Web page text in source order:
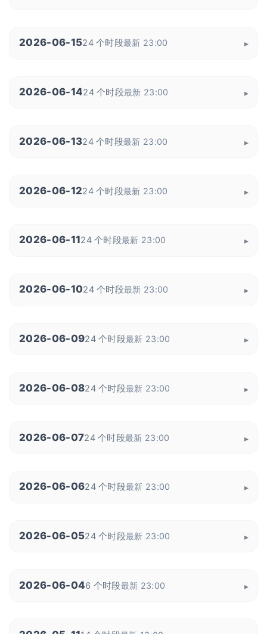
2026-06-1524 个时段最新 23:00
2026-06-1424 个时段最新 23:00
2026-06-1324 个时段最新 23:00
2026-06-1224 个时段最新 23:00
2026-06-1124 个时段最新 23:00
2026-06-1024 个时段最新 23:00
2026-06-0924 个时段最新 23:00
2026-06-0824 个时段最新 23:00
2026-06-0724 个时段最新 23:00
2026-06-0624 个时段最新 23:00
2026-06-0524 个时段最新 23:00
2026-06-046 个时段最新 23:00